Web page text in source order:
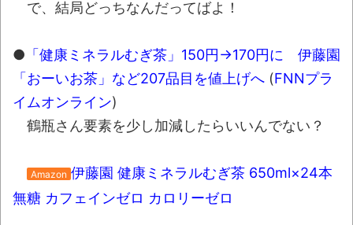
全方位青い芝包囲網すぎて色々見失う、新
しい仕事観
見ていると！悲しくなってしまう猫の画像
の数々！！
で、結局どっちなんだってばよ！
● 「健康ミネラルむぎ茶」150円→170円に 伊藤園
「おーいお茶」など207品目を値上げへ (FNNプラ
イムオンライン)
鶴瓶さん要素を少し加減したらいいんでない？
Amazon 伊藤園 健康ミネラルむぎ茶 650ml×24本
無糖 カフェインゼロ カロリーゼロ